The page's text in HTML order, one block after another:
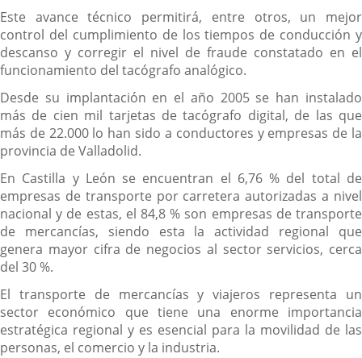
Este avance técnico permitirá, entre otros, un mejor
control del cumplimiento de los tiempos de conducción y
descanso y corregir el nivel de fraude constatado en el
funcionamiento del tacógrafo analógico.
Desde su implantación en el año 2005 se han instalado
más de cien mil tarjetas de tacógrafo digital, de las que
más de 22.000 lo han sido a conductores y empresas de la
provincia de Valladolid.
En Castilla y León se encuentran el 6,76 % del total de
empresas de transporte por carretera autorizadas a nivel
nacional y de estas, el 84,8 % son empresas de transporte
de mercancías, siendo esta la actividad regional que
genera mayor cifra de negocios al sector servicios, cerca
del 30 %.
El transporte de mercancías y viajeros representa un
sector económico que tiene una enorme importancia
estratégica regional y es esencial para la movilidad de las
personas, el comercio y la industria.